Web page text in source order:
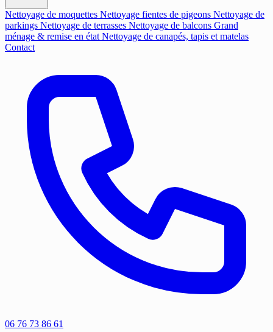
Nettoyage de moquettes Nettoyage fientes de pigeons Nettoyage de
parkings Nettoyage de terrasses Nettoyage de balcons Grand
ménage & remise en état Nettoyage de canapés, tapis et matelas
Contact
06 76 73 86 61